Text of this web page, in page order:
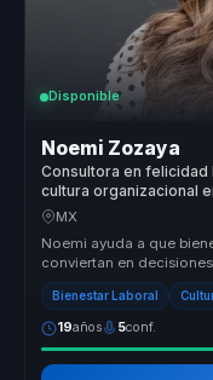
Disponible
Noemi Zozaya
Consultora en
cultura organizacional
lideres.
MX
Noemi ayuda a que
conviertan en
liderazgo y...
Bienestar Laboral
19años 5conf.